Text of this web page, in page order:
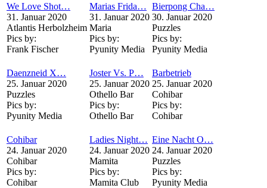
We Love Shot…
31. Januar 2020
Atlantis Herbolzheim
Pics by:
Frank Fischer
Marias Frida…
31. Januar 2020
Maria
Pics by:
Pyunity Media
Bierpong Cha…
30. Januar 2020
Puzzles
Pics by:
Pyunity Media
Daenzneid X…
25. Januar 2020
Puzzles
Pics by:
Pyunity Media
Joster Vs. P…
25. Januar 2020
Othello Bar
Pics by:
Othello Bar
Barbetrieb
25. Januar 2020
Cohibar
Pics by:
Cohibar
Cohibar
24. Januar 2020
Cohibar
Pics by:
Cohibar
Ladies Night…
24. Januar 2020
Mamita
Pics by:
Mamita Club
Eine Nacht O…
24. Januar 2020
Puzzles
Pics by:
Pyunity Media